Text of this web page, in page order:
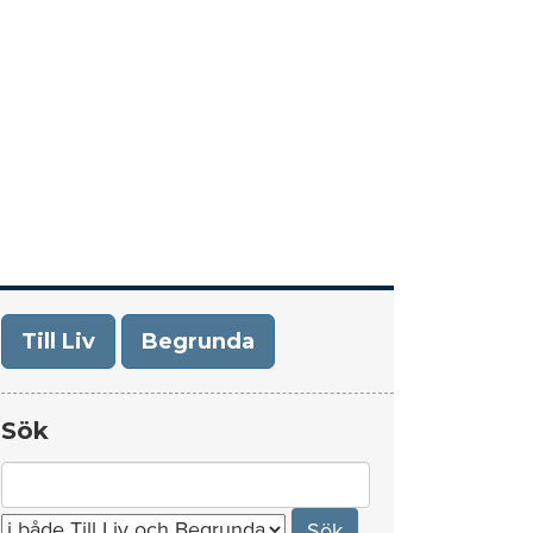
Till Liv Begrunda
Sök
for: